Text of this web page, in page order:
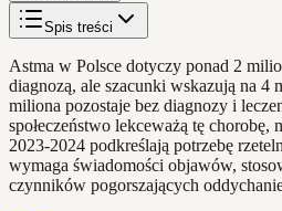
Spis treści
Astma w Polsce dotyczy ponad 2
diagnozą, ale szacunki wskazują na 4
miliona pozostaje bez diagnozy i
społeczeństwo lekceważą tę
2023-2024 podkreślają potrzebę
wymaga świadomości objawów,
czynników pogorszających